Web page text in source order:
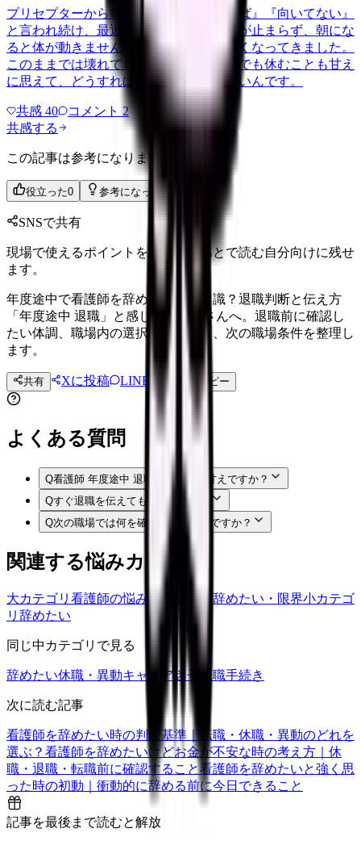
プリセプターから毎日のように『辞めれば』『向いてない』
と言われ続け、最近は職場が近づくと涙が止まらず、朝にな
ると体が動きません。食事も喉を通らなくなってきました。
このままでは壊れてしまう気がします。でも休むことも甘え
に思えて、どうすればいいのか分からないんです。
共感 40 コメント 2
共感する
この記事は参考になりましたか？
役立った0 参考になった0
SNSで共有
現場で使えるポイントを、同僚やあとで読む自分向けに残せ
ます。
年度途中で看護師を辞めるのは非常識？退職判断と伝え方
「年度途中 退職」と感じる看護師さんへ。退職前に確認し
たい体調、職場内の選択肢、法務面、次の職場条件を整理し
ます。
共有 Xに投稿 LINE 投稿文コピー
よくある質問
Q看護師 年度途中 退職で悩むのは甘えですか？
Qすぐ退職を伝えてもいいですか？
Q次の職場では何を確認すればいいですか？
関連する悩みカテゴリ
大カテゴリ 看護師の悩み 中カテゴリ 辞めたい・限界小カテゴ
リ 辞めたい
同じ中カテゴリで見る
辞めたい休職・異動キャリア迷子 退職手続き
次に読む記事
看護師を辞めたい時の判断基準｜転職・休職・異動のどれを
選ぶ？ 看護師を辞めたいけどお金が不安な時の考え方｜休
職・退職・転職前に確認すること看護師を辞めたいと強く思
った時の初動｜衝動的に辞める前に今日できること
記事を最後まで読むと解放